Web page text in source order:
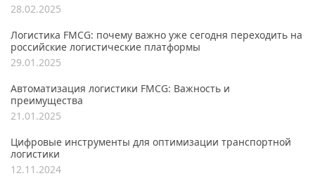
28.02.2025
Логистика FMCG: почему важно уже сегодня переходить на
российские логистические платформы
29.01.2025
Автоматизация логистики FMCG: Важность и
преимущества
21.01.2025
Цифровые инструменты для оптимизации транспортной
логистики
12.11.2024